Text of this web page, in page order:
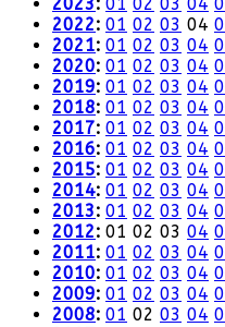
2022: 01 02 03 04
2021: 01 02 03 04
2020: 01 02 03 04
2019: 01 02 03 04
2018: 01 02 03 04
2017: 01 02 03 04
2016: 01 02 03 04
2015: 01 02 03 04
2014: 01 02 03 04
2013: 01 02 03 04
2012: 01 02 03 04
2011: 01 02 03 04
2010: 01 02 03 04
2009: 01 02 03 04
2008: 01 02 03 04